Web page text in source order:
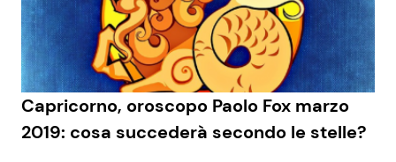
Capricorno, oroscopo Paolo Fox marzo
2019: cosa succederà secondo le stelle?